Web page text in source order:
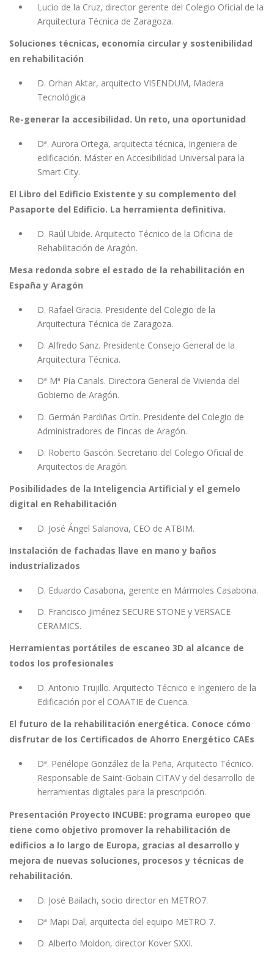
Lucio de la Cruz, director gerente del Colegio Oficial de la
Arquitectura Técnica de Zaragoza.
Soluciones técnicas, economía circular y sostenibilidad
en rehabilitación
D. Orhan Aktar, arquitecto VISENDUM, Madera
Tecnológica
Re-generar la accesibilidad. Un reto, una oportunidad
Dª. Aurora Ortega, arquitecta técnica, Ingeniera de
edificación. Máster en Accesibilidad Universal para la
Smart City.
El Libro del Edificio Existente y su complemento del
Pasaporte del Edificio. La herramienta definitiva.
D. Raúl Ubide. Arquitecto Técnico de la Oficina de
Rehabilitación de Aragón.
Mesa redonda sobre el estado de la rehabilitación en
España y Aragón
D. Rafael Gracia. Presidente del Colegio de la
Arquitectura Técnica de Zaragoza.
D. Alfredo Sanz. Presidente Consejo General de la
Arquitectura Técnica.
Dª Mª Pía Canals. Directora General de Vivienda del
Gobierno de Aragón.
D. Germán Pardiñas Ortín. Presidente del Colegio de
Administradores de Fincas de Aragón.
D. Roberto Gascón. Secretario del Colegio Oficial de
Arquitectos de Aragón.
Posibilidades de la Inteligencia Artificial y el gemelo
digital en Rehabilitación
D. José Ángel Salanova, CEO de ATBIM.
Instalación de fachadas llave en mano y baños
industrializados
D. Eduardo Casabona, gerente en Mármoles Casabona.
D. Francisco Jiménez SECURE STONE y VERSACE
CERAMICS.
Herramientas portátiles de escaneo 3D al alcance de
todos los profesionales
D. Antonio Trujillo. Arquitecto Técnico e Ingeniero de la
Edificación por el COAATIE de Cuenca.
El futuro de la rehabilitación energética. Conoce cómo
disfrutar de los Certificados de Ahorro Energético CAEs
Dª. Penélope González de la Peña, Arquitecto Técnico.
Responsable de Saint-Gobain CITAV y del desarrollo de
herramientas digitales para la prescripción.
Presentación Proyecto INCUBE: programa europeo que
tiene como objetivo promover la rehabilitación de
edificios a lo largo de Europa, gracias al desarrollo y
mejora de nuevas soluciones, procesos y técnicas de
rehabilitación.
D. José Bailach, socio director en METRO7.
Dª Mapi Dal, arquitecta del equipo METRO 7.
D. Alberto Moldon, director Kover SXXI.